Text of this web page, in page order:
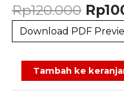
Rp120.000 Rp
Download PDF
Kuantitas
Kalender
Tambah ke